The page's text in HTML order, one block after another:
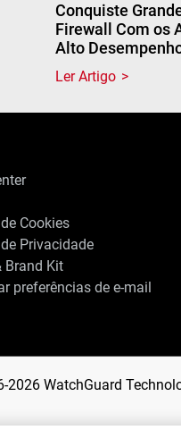
Conquiste
Firewall Com os
Alto
Ler Artigo
Cookies
Privacidade
Brand Kit
preferências de e-mail
2026 WatchGuard
de cookies no seu dispositivo